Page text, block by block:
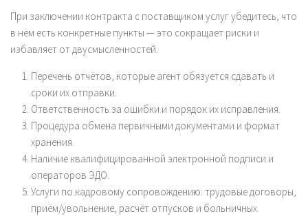
При заключении контракта с поставщиком услуг убедитесь, что
в нём есть конкретные пункты — это сокращает риски и
избавляет от двусмысленностей.
Перечень отчётов, которые агент обязуется сдавать и
сроки их отправки.
Ответственность за ошибки и порядок их исправления.
Процедура обмена первичными документами и формат
хранения.
Наличие квалифицированной электронной подписи и
операторов ЭДО.
Услуги по кадровому сопровождению: трудовые договоры,
приём/увольнение, расчёт отпусков и больничных.